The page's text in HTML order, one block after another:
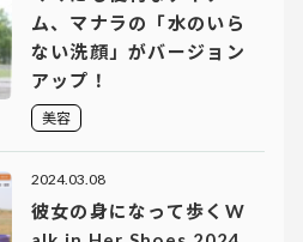
ム、マナラの「水のいら
ない洗顔」がバージョン
アップ！
美容
2024.03.08
彼女の身になって歩くW